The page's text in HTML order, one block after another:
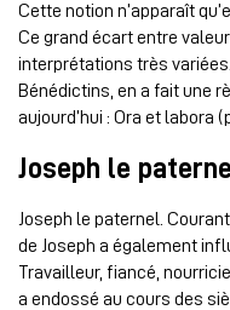
Cette notion n’apparaît
Ce grand écart entre
interprétations très
Bénédictins, en a fait une
aujourd’hui : Ora et labora
Joseph le
Joseph le paternel.
de Joseph a également
Travailleur, fiancé,
a endossé au cours des